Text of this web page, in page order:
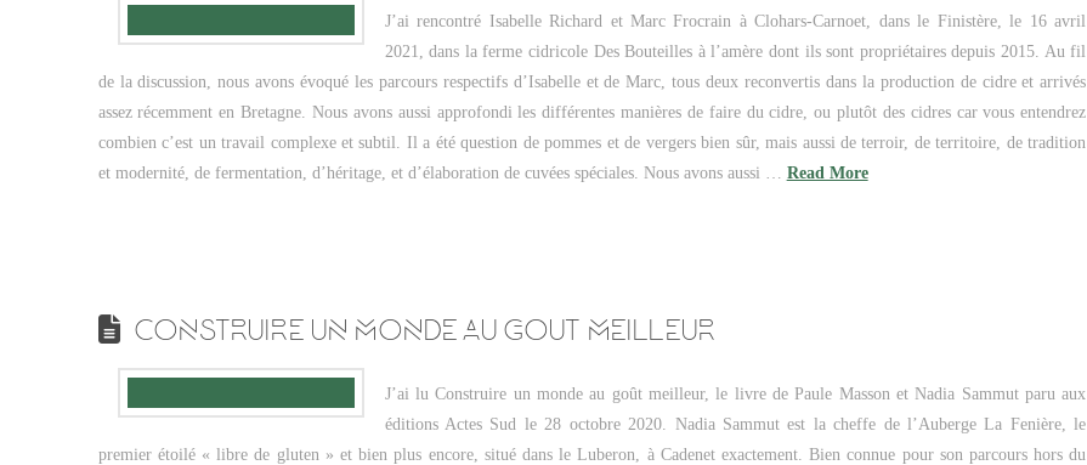
J’ai rencontré Isabelle Richard et Marc Frocrain à Clohars-Carnoet, dans le Finistère, le 16 avril
2021, dans la ferme cidricole Des Bouteilles à l’amère dont ils sont propriétaires depuis 2015. Au fil
de la discussion, nous avons évoqué les parcours respectifs d’Isabelle et de Marc, tous deux reconvertis dans la production de cidre et arrivés
assez récemment en Bretagne. Nous avons aussi approfondi les différentes manières de faire du cidre, ou plutôt des cidres car vous entendrez
combien c’est un travail complexe et subtil. Il a été question de pommes et de vergers bien sûr, mais aussi de terroir, de territoire, de tradition
et modernité, de fermentation, d’héritage, et d’élaboration de cuvées spéciales. Nous avons aussi … Read More
CONSTRUIRE UN MONDE AU GOUT MEILLEUR
J’ai lu Construire un monde au goût meilleur, le livre de Paule Masson et Nadia Sammut paru aux
éditions Actes Sud le 28 octobre 2020. Nadia Sammut est la cheffe de l’Auberge La Fenière, le
premier étoilé « libre de gluten » et bien plus encore, situé dans le Luberon, à Cadenet exactement. Bien connue pour son parcours hors du